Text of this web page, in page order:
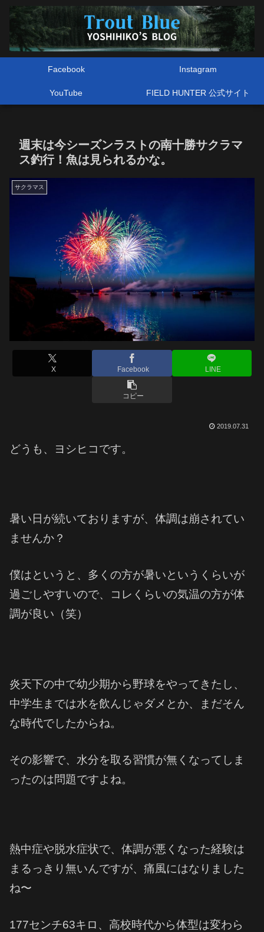
Facebook Instagram
YouTube FIELD HUNTER 公式サイト
週末は今シーズンラストの南十勝サクラマ
ス釣行！魚は見られるかな。
サクラマス
X Facebook LINE
コピー
2019.07.31
どうも、ヨシヒコです。
暑い日が続いておりますが、体調は崩されてい
ませんか？
僕はというと、多くの方が暑いというくらいが
過ごしやすいので、コレくらいの気温の方が体
調が良い（笑）
炎天下の中で幼少期から野球をやってきたし、
中学生までは水を飲んじゃダメとか、まだそん
な時代でしたからね。
その影響で、水分を取る習慣が無くなってしま
ったのは問題ですよね。
熱中症や脱水症状で、体調が悪くなった経験は
まるっきり無いんですが、痛風にはなりました
ね〜
177センチ63キロ、高校時代から体型は変わら